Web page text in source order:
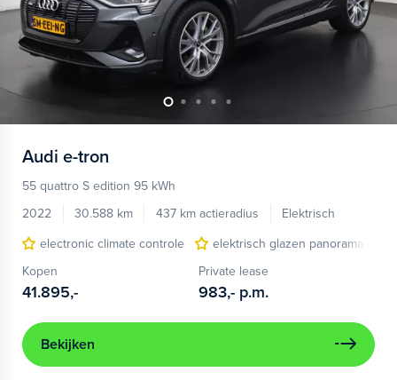
Audi e-tron
55 quattro S edition 95 kWh
2022
30.588 km 437 km actieradius
Elektrisch
electronic climate controle
elektrisch glazen panorama-dak
Kopen
41.895,-
Private lease
983,- p.m.
Bekijken